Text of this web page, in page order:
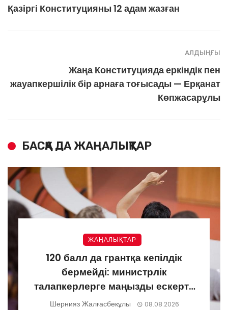
Қазіргі Конституцияны 12 адам жазған
АЛДЫҢҒЫ
Жаңа Конституцияда еркіндік пен
жауапкершілік бір арнаға тоғысады — Ерқанат
Көпжасарұлы
БАСҚА ДА ЖАҢАЛЫҚТАР
ЖАҢАЛЫҚТАР
120 балл да грантқа кепілдік
бермейді: министрлік
талапкерлерге маңызды ескерту
жасады
Шернияз Жалғасбекұлы 08.08.2026